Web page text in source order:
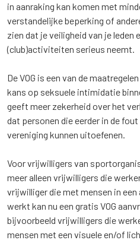
in aanraking kan komen met
verstandelijke beperking of
zien dat je veiligheid van je leden
(club)activiteiten serieus neemt.
De VOG is een van de
kans op seksuele intimidatie
geeft meer zekerheid over het
dat personen die eerder in de
vereniging kunnen uitoefenen.
Voor vrijwilligers van
meer alleen vrijwilligers die
vrijwilliger die met mensen in
werkt kan nu een gratis VOG
bijvoorbeeld vrijwilligers die
mensen met een visuele en/of